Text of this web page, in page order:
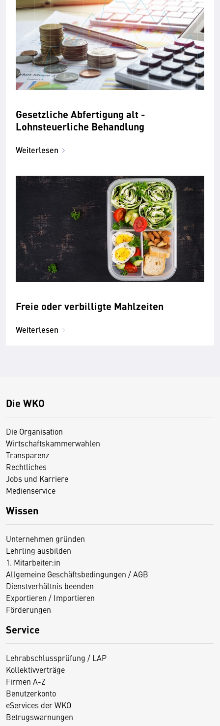
Gesetzliche Abfertigung alt -
Lohnsteuerliche Behandlung
Weiterlesen
Freie oder verbilligte Mahlzeiten
Weiterlesen
Die WKO
Die Organisation
Wirtschaftskammerwahlen
Transparenz
Rechtliches
Jobs und Karriere
Medienservice
Wissen
Unternehmen gründen
Lehrling ausbilden
1. Mitarbeiter:in
Allgemeine Geschäftsbedingungen / AGB
Dienstverhältnis beenden
Exportieren / Importieren
Förderungen
Service
Lehrabschlussprüfung / LAP
Kollektivverträge
Firmen A-Z
Benutzerkonto
eServices der WKO
Betrugswarnungen